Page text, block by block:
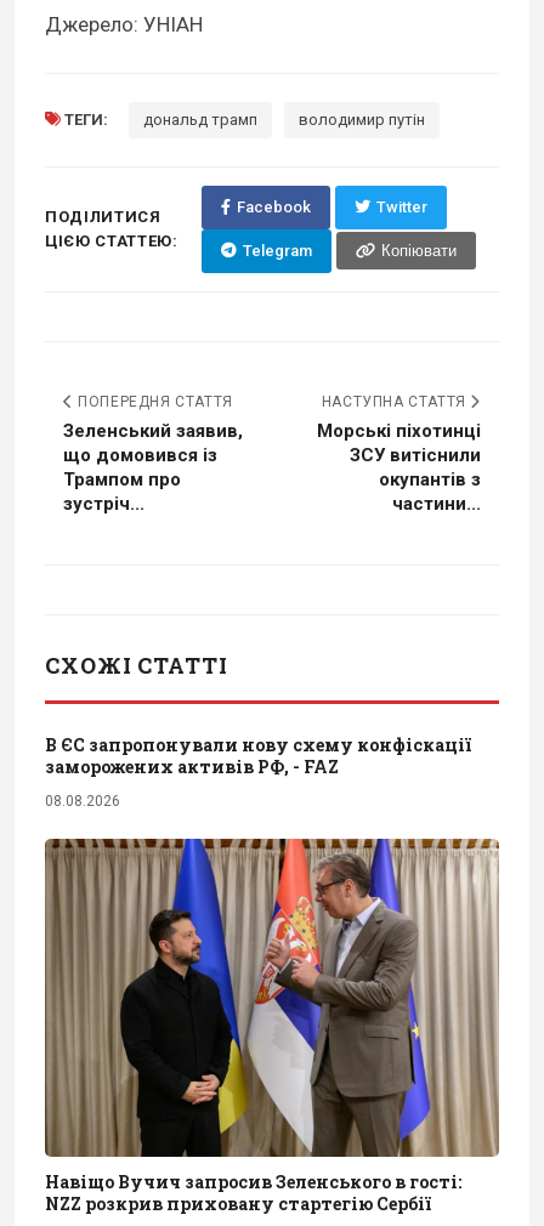
Джерело: УНІАН
ТЕГИ: дональд трамп володимир путін
ПОДІЛИТИСЯ
ЦІЄЮ СТАТТЕЮ:
Facebook Twitter
Telegram Копіювати
ПОПЕРЕДНЯ СТАТТЯ
Зеленський заявив,
що домовився із
Трампом про
зустріч...
НАСТУПНА СТАТТЯ
Морські піхотинці
ЗСУ витіснили
окупантів з
частини...
СХОЖІ СТАТТІ
В ЄС запропонували нову схему конфіскації
заморожених активів РФ, - FAZ
08.08.2026
Навіщо Вучич запросив Зеленського в гості:
NZZ розкрив приховану стартегію Сербії